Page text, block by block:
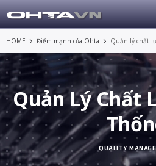
HOME Điểm mạnh của Ohta Quản lý chất
Quản Lý Chất
QUALITY